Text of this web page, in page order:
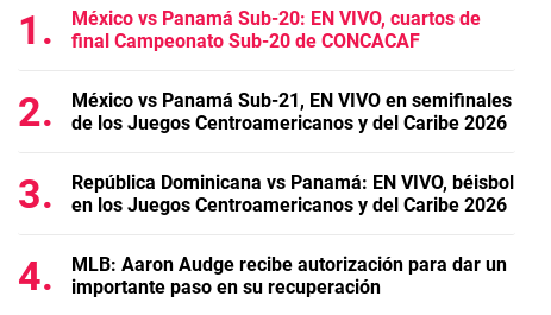
México vs Panamá Sub-20: EN VIVO, cuartos de
final Campeonato Sub-20 de CONCACAF
México vs Panamá Sub-21, EN VIVO en semifinales
de los Juegos Centroamericanos y del Caribe 2026
República Dominicana vs Panamá: EN VIVO, béisbol
en los Juegos Centroamericanos y del Caribe 2026
MLB: Aaron Audge recibe autorización para dar un
importante paso en su recuperación